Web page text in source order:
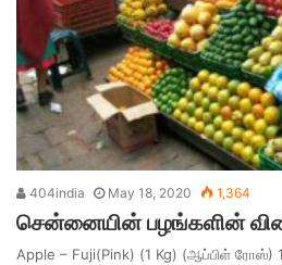
404india May 18, 2020 1,364
சென்னையின் பழங்களின்
Apple – Fuji(Pink) (1 Kg) (ஆப்பிள் ரோஸ்)